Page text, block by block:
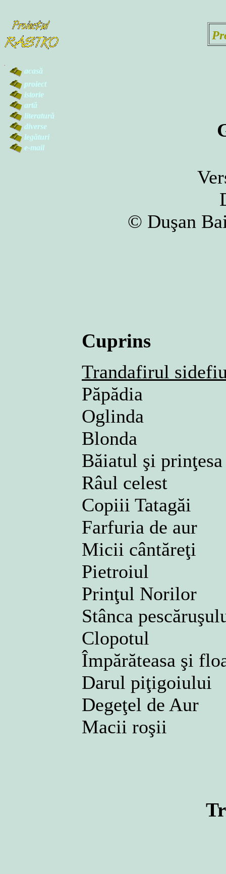
acasă
proiect
istorie
artă
literatură
diverse
legături
e-mail
© Duşan
Cuprins
Trandafirul
Păpădia
Oglinda
Blonda
Băiatul şi
Râul celest
Copiii Tatagăi
Farfuria de aur
Micii cântăreţi
Pietroiul
Prinţul Norilor
Stânca
Clopotul
Împărăteasa şi
Darul piţigoiului
Degeţel de Aur
Macii roşii